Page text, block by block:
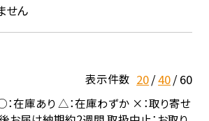
せん
表示件数 20 40 60
在庫あり △：在庫わずか ×：取り寄せ